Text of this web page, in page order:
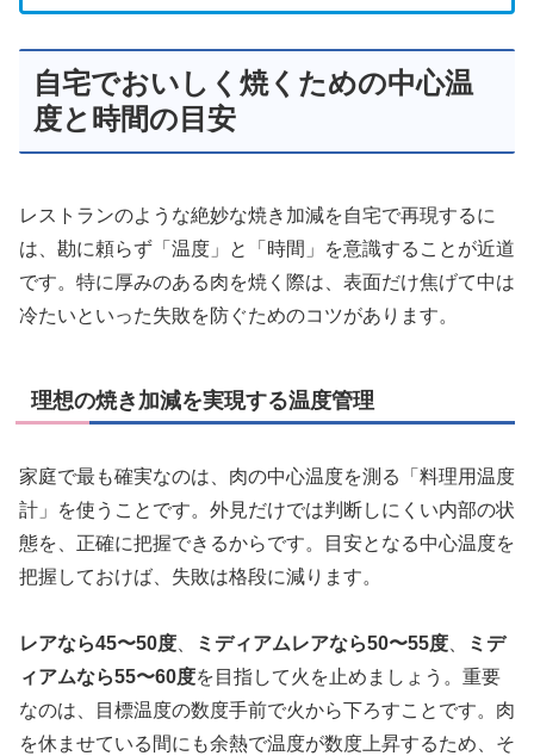
自宅でおいしく焼くための中心温
度と時間の目安
レストランのような絶妙な焼き加減を自宅で再現するに
は、勘に頼らず「温度」と「時間」を意識することが近道
です。特に厚みのある肉を焼く際は、表面だけ焦げて中は
冷たいといった失敗を防ぐためのコツがあります。
理想の焼き加減を実現する温度管理
家庭で最も確実なのは、肉の中心温度を測る「料理用温度
計」を使うことです。外見だけでは判断しにくい内部の状
態を、正確に把握できるからです。目安となる中心温度を
把握しておけば、失敗は格段に減ります。
レアなら45〜50度、 ミディアムレアなら50〜55度、
ミデ
ィアムなら55〜60度を目指して火を止めましょう。重要
なのは、目標温度の数度手前で火から下ろすことです。肉
を休ませている間にも余熱で温度が数度上昇するため、そ